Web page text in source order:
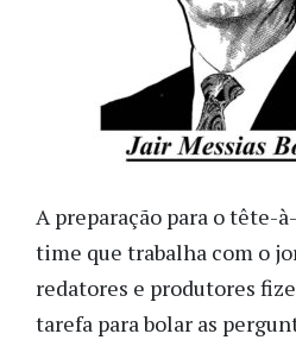
A preparação para o tête-
time que trabalha com o
redatores e produtores
tarefa para bolar as